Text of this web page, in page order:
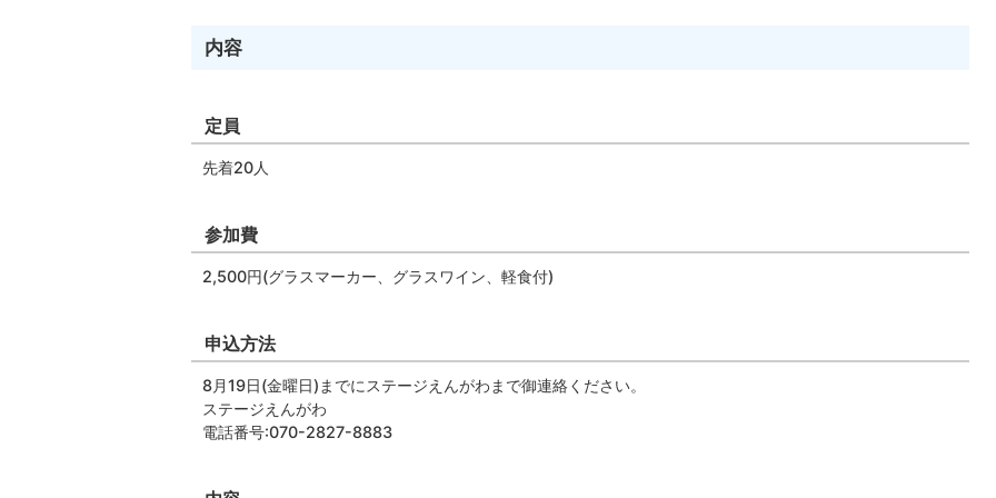
内容
定員
先着20人
参加費
2,500円(グラスマーカー、グラスワイン、軽食付)
申込方法
8月19日(金曜日)までにステージえんがわまで御連絡ください。
ステージえんがわ
電話番号:070-2827-8883